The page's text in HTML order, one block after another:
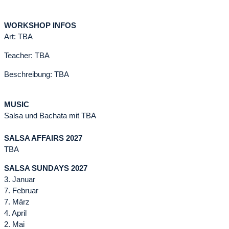
WORKSHOP INFOS
Art: TBA
Teacher: TBA
Beschreibung: TBA
MUSIC
Salsa und Bachata mit TBA
SALSA AFFAIRS 2027
TBA
SALSA SUNDAYS 2027
3. Januar
7. Februar
7. März
4. April
2. Mai